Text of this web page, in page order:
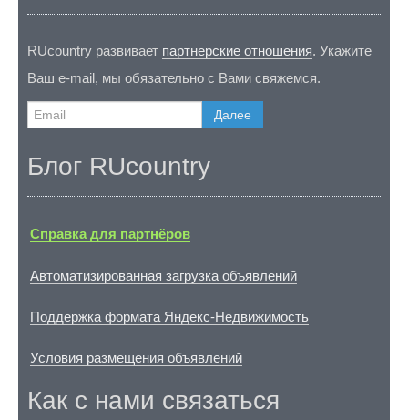
RUcountry развивает партнерские отношения. Укажите
Ваш e-mail, мы обязательно с Вами свяжемся.
Далее
Блог RUcountry
Справка для партнёров
Автоматизированная загрузка объявлений
Поддержка формата Яндекс-Недвижимость
Условия размещения объявлений
Как с нами связаться